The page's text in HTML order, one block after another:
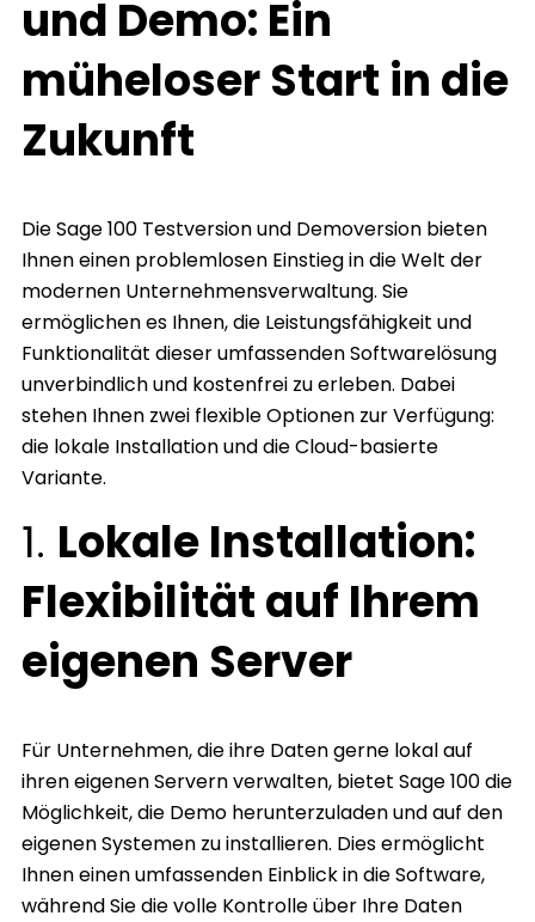
und Demo: Ein
müheloser Start in die
Zukunft
Die Sage 100 Testversion und Demoversion bieten
Ihnen einen problemlosen Einstieg in die Welt der
modernen Unternehmensverwaltung. Sie
ermöglichen es Ihnen, die Leistungsfähigkeit und
Funktionalität dieser umfassenden Softwarelösung
unverbindlich und kostenfrei zu erleben. Dabei
stehen Ihnen zwei flexible Optionen zur Verfügung:
die lokale Installation und die Cloud-basierte
Variante.
1. Lokale Installation:
Flexibilität auf Ihrem
eigenen Server
Für Unternehmen, die ihre Daten gerne lokal auf
ihren eigenen Servern verwalten, bietet Sage 100 die
Möglichkeit, die Demo herunterzuladen und auf den
eigenen Systemen zu installieren. Dies ermöglicht
Ihnen einen umfassenden Einblick in die Software,
während Sie die volle Kontrolle über Ihre Daten